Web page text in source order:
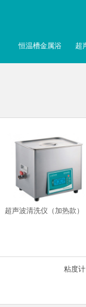
恒温槽金属浴 超
超声波清洗仪（加热款）
粘度计